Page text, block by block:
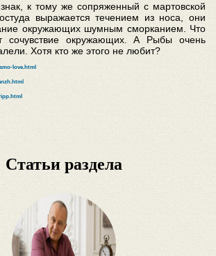
к тому же сопряженный с мартовской
выражается течением из носа, они
окружающих шумным сморканием. Что
сочувствие окружающих. А Рыбы очень
Хотя кто же этого не любит?
love.html
Статьи раздела